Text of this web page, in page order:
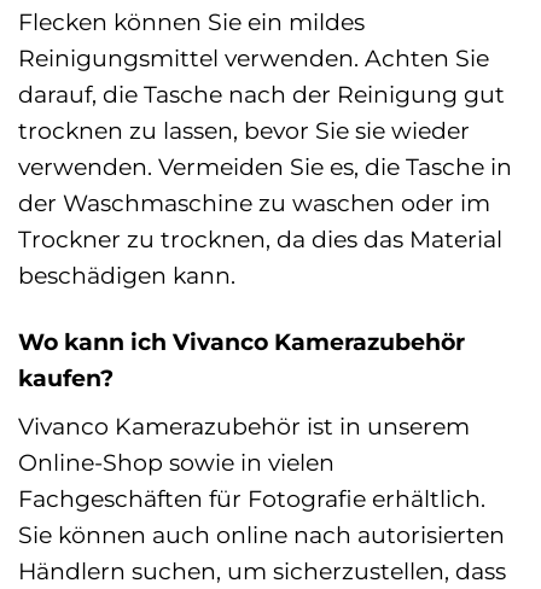
Flecken können Sie ein mildes
Reinigungsmittel verwenden. Achten Sie
darauf, die Tasche nach der Reinigung gut
trocknen zu lassen, bevor Sie sie wieder
verwenden. Vermeiden Sie es, die Tasche in
der Waschmaschine zu waschen oder im
Trockner zu trocknen, da dies das Material
beschädigen kann.
Wo kann ich Vivanco Kamerazubehör
kaufen?
Vivanco Kamerazubehör ist in unserem
Online-Shop sowie in vielen
Fachgeschäften für Fotografie erhältlich.
Sie können auch online nach autorisierten
Händlern suchen, um sicherzustellen, dass